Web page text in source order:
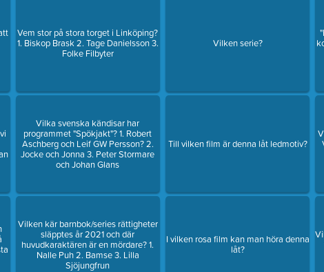
Vem stor på stora torget i Linköping?
1. Biskop Brask 2. Tage Danielsson 3.
Folke Filbyter
Vilka svenska kändisar har
programmet "Spökjakt"? 1. Robert
Aschberg och Leif GW Persson? 2.
Jocke och Jonna 3. Peter Stormare
och Johan Glans
Vilken kär barnbok/series rättigheter
släpptes år 2021 och där
huvudkaraktären är en mördare? 1.
Nalle Puh 2. Bamse 3. Lilla
Sjöjungfrun
Vilken serie?
Till vilken film är denna låt ledmotiv?
I vilken rosa film kan man höra denna
låt?